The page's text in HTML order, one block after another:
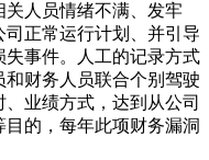
人员情绪不满、发牢
正常运行计划、并引导
事件。人工的记录方式
财务人员联合个别驾驶
业绩方式，达到从公司
的，每年此项财务漏洞